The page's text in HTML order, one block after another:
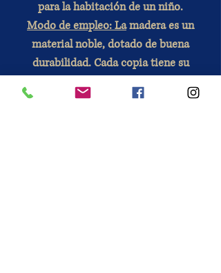
para la habitación de un niño.
Modo de empleo: Lamadera es un
material noble, dotado de buena
durabilidad. Cada copia tiene su